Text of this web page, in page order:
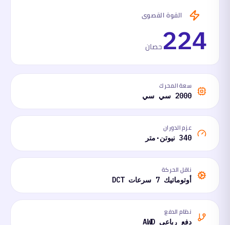
ما
لها
وما
عليها
القوة القصوى
224حصان
سعة المحرك
2000 سي سي
عزم الدوران
340 نيوتن·متر
ناقل الحركة
أوتوماتيك 7 سرعات DCT
نظام الدفع
دفع رباعي AWD